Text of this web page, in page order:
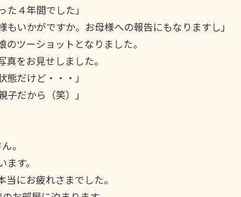
４年間でした」
いかがですか。お母様への報告にもなりますし」
ツーショットとなりました。
をお見せしました。
だけど・・・」
だから（笑）」
。
す。
にお疲れさまでした。